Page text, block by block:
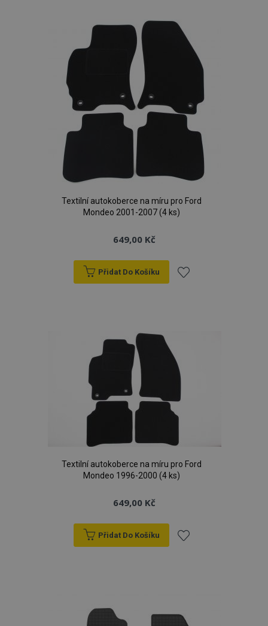
oblíbeným
Textilní autokoberce na míru pro Ford
Mondeo 2001-2007 (4 ks)
649,00 Kč
Přidat Do Košíku
Textilní autokoberce na míru pro Ford
Mondeo 1996-2000 (4 ks)
649,00 Kč
Přidat Do Košíku